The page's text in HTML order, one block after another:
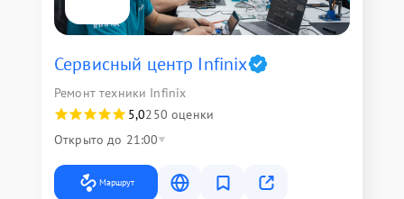
Сервисный центр Infinix
Ремонт техники Infinix
5,0250 оценки
Открыто до 21:00
Маршрут